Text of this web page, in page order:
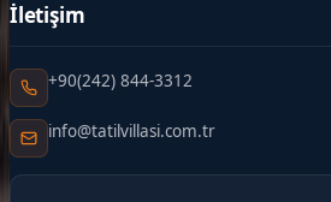
İletişim
+90(242) 844-3312
info@tatilvillasi.com.tr